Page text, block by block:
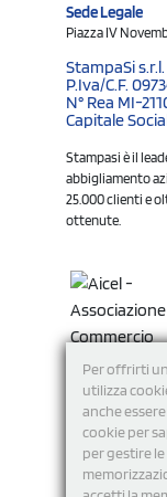
Per offrirti
utilizza
anche
cookie per
per gestire
Sede Legale
Piazza IV
StampaSi s.r.l.
P.Iva/C.F.
N° Rea MI-
Capitale
Stampasi è il
abbigliamento
25.000 clienti e
ottenute.
Seguici